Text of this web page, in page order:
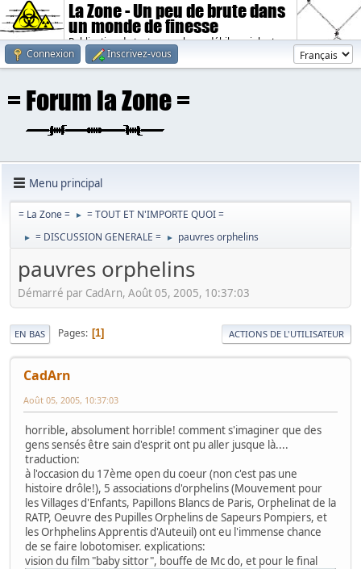
La Zone - Un peu de brute dans
un monde de finesse
Publication de textes sombres, débiles, violents.
Connexion
Inscrivez-vous
Menu principal
= La Zone = ► = TOUT ET N'IMPORTE QUOI =
► = DISCUSSION GENERALE = ► pauvres orphelins
pauvres orphelins
Démarré par CadArn, Août 05, 2005, 10:37:03
EN BAS Pages 1 ACTIONS DE L'UTILISATEUR
CadArn
Août 05, 2005, 10:37:03
horrible, absolument horrible! comment s'imaginer que des
gens sensés être sain d'esprit ont pu aller jusque là....
traduction:
à l'occasion du 17ème open du coeur (non c'est pas une
histoire drôle!), 5 associations d'orphelins (Mouvement pour
les Villages d'Enfants, Papillons Blancs de Paris, Orphelinat de la
RATP, Oeuvre des Pupilles Orphelins de Sapeurs Pompiers, et
les Orhphelins Apprentis d'Auteuil) ont eu l'immense chance
de se faire lobotomiser. explications:
vision du film "baby sittor", bouffe de Mc do, et pour le final